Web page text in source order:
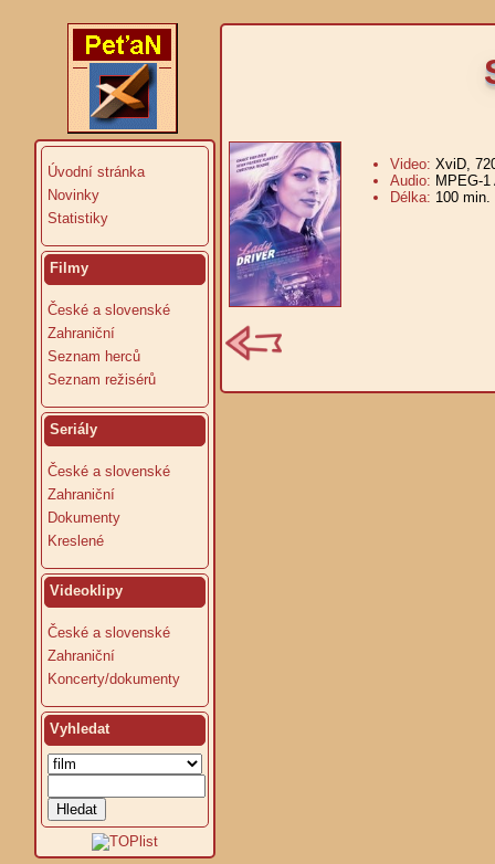
Úvodní stránka
Novinky
Statistiky
Filmy
České a slovenské
Zahraniční
Seznam herců
Seznam režisérů
Seriály
České a slovenské
Zahraniční
Dokumenty
Kreslené
Videoklipy
České a slovenské
Zahraniční
Koncerty/dokumenty
Vyhledat
Video: XviD,
Audio: MPEG-
Délka: 100 min.